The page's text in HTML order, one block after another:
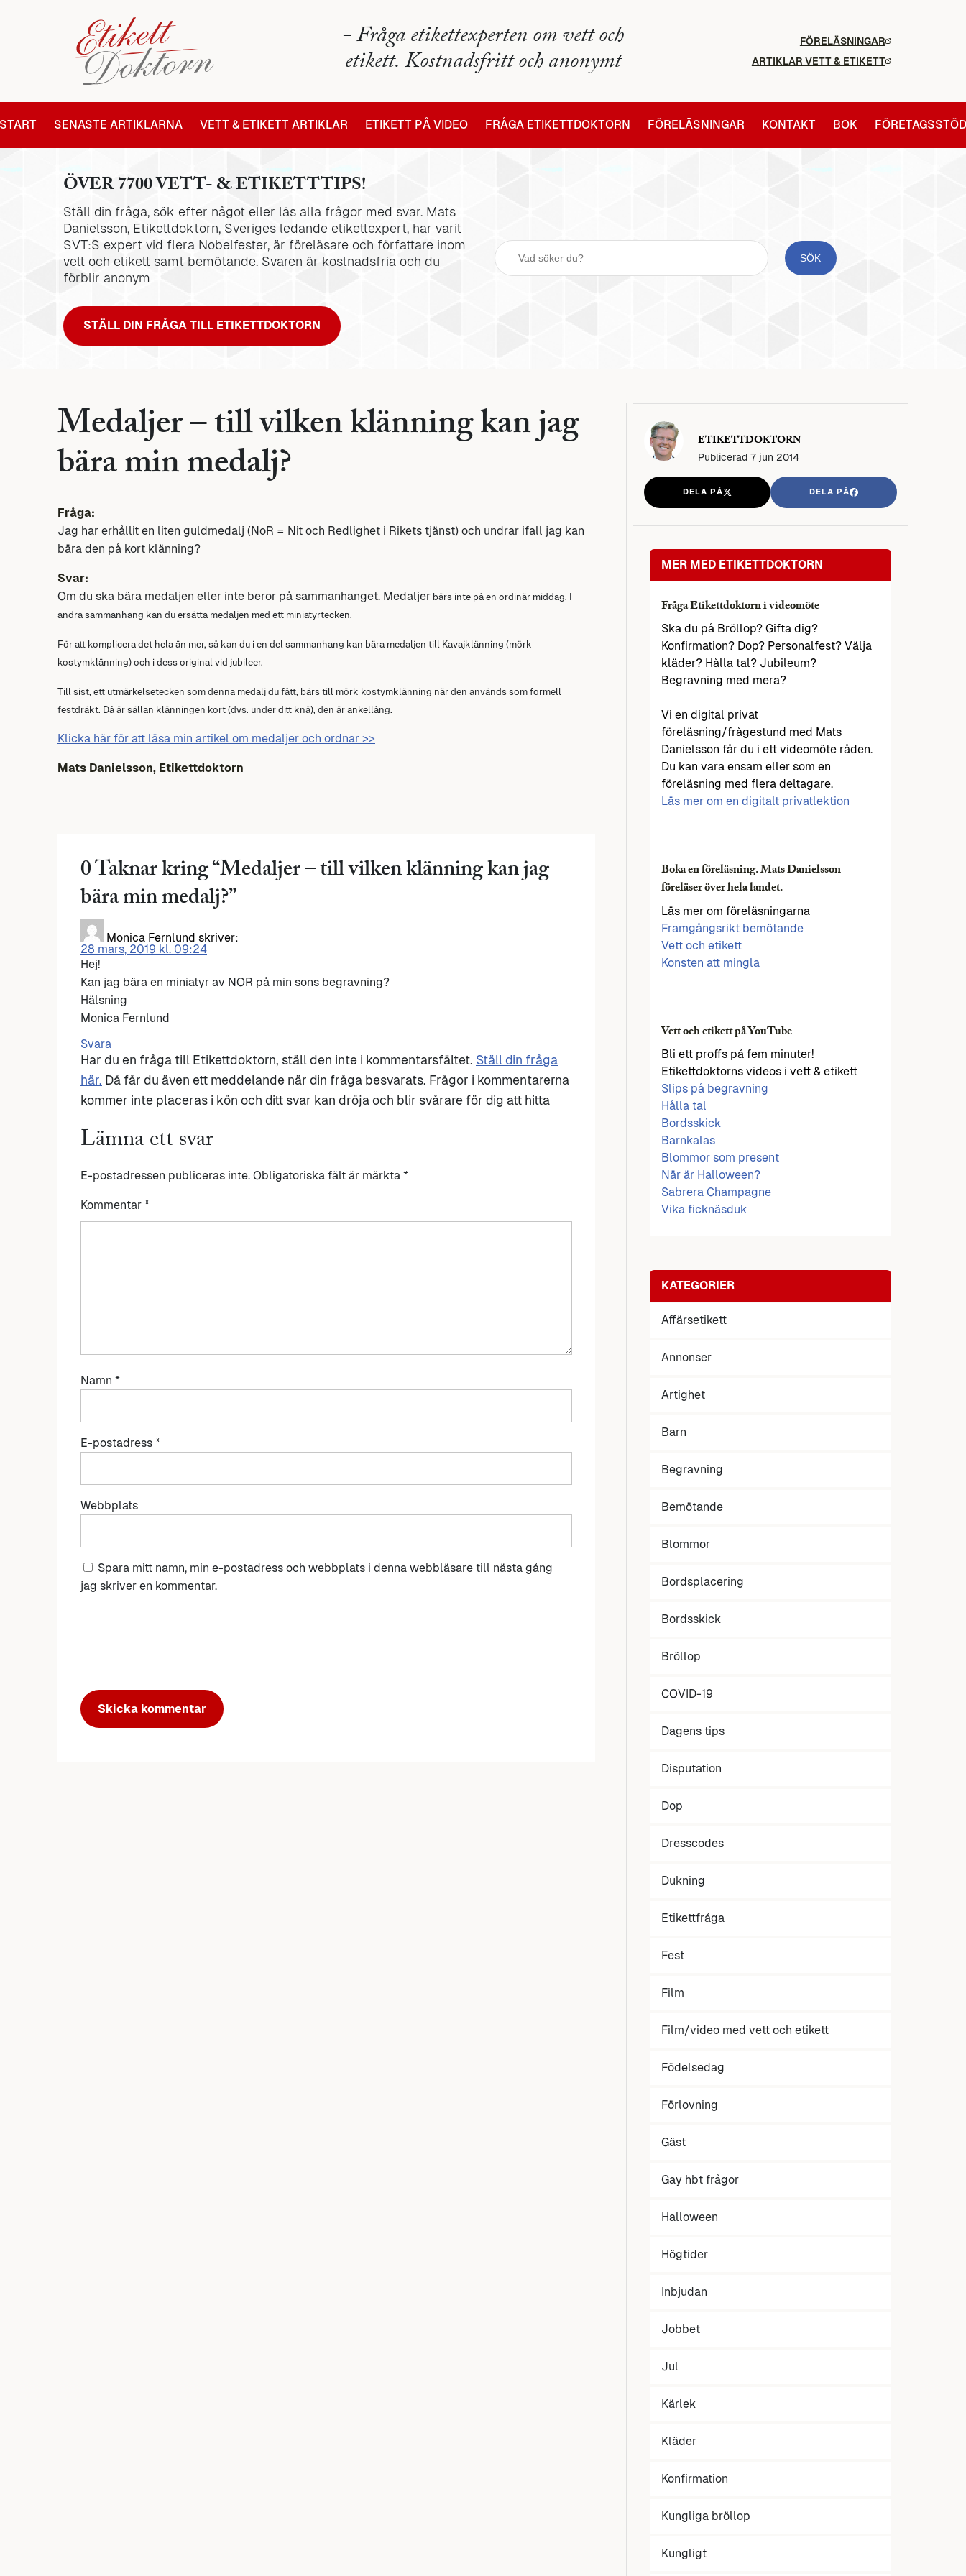
- Fråga etikettexperten om vett och
etikett. Kostnadsfritt och anonymt
FÖRELÄSNINGAR
ARTIKLAR VETT & ETIKETT
START SENASTE ARTIKLARNA VETT & ETIKETT ARTIKLAR ETIKETT PÅ VIDEO FRÅGA ETIKETTDOKTORN FÖRELÄSNINGAR KONTAKT BOK FÖRETAGSSTÖD
ÖVER 7700 VETT- & ETIKETTTIPS!
Ställ din fråga, sök efter något eller läs alla frågor med svar. Mats
Danielsson, Etikettdoktorn, Sveriges ledande etikettexpert, har varit
SVT:S expert vid flera Nobelfester, är föreläsare och författare inom
vett och etikett samt bemötande. Svaren är kostnadsfria och du
förblir anonym
STÄLL DIN FRÅGA TILL ETIKETTDOKTORN
Medaljer – till vilken klänning kan jag
bära min medalj?
Fråga:
Jag har erhållit en liten guldmedalj (NoR = Nit och Redlighet i Rikets tjänst) och undrar ifall jag kan
bära den på kort klänning?
Svar:
Om du ska bära medaljen eller inte beror på sammanhanget. Medaljer bärs inte på en ordinär middag. I
andra sammanhang kan du ersätta medaljen med ett miniatyrtecken.
För att komplicera det hela än mer, så kan du i en del sammanhang kan bära medaljen till Kavajklänning (mörk
kostymklänning) och i dess original vid jubileer.
Till sist, ett utmärkelsetecken som denna medalj du fått, bärs till mörk kostymklänning när den används som formell
festdräkt. Då är sällan klänningen kort (dvs. under ditt knä), den är ankellång.
Klicka här för att läsa min artikel om medaljer och ordnar >>
Mats Danielsson, Etikettdoktorn
0 Taknar kring “Medaljer – till vilken klänning kan jag
bära min medalj?”
Monica Fernlund skriver:
28 mars, 2019 kl. 09:24
Hej!
Kan jag bära en miniatyr av NOR på min sons begravning?
Hälsning
Monica Fernlund
Svara
Har du en fråga till Etikettdoktorn, ställ den inte i kommentarsfältet. Ställ din fråga
här. Då får du även ett meddelande när din fråga besvarats. Frågor i kommentarerna
kommer inte placeras i kön och ditt svar kan dröja och blir svårare för dig att hitta
Lämna ett svar
E-postadressen publiceras inte. Obligatoriska fält är märkta *
Kommentar *
Namn *
E-postadress *
Webbplats
Spara mitt namn, min e-postadress och webbplats i denna webbläsare till nästa gång
jag skriver en kommentar.
ETIKETTDOKTORN
Publicerad 7 jun 2014
DELA PÅ DELA PÅ
MER MED ETIKETTDOKTORN
Fråga Etikettdoktorn i videomöte
Ska du på Bröllop? Gifta dig?
Konfirmation? Dop? Personalfest? Välja
kläder? Hålla tal? Jubileum?
Begravning med mera?
Vi en digital privat
föreläsning/frågestund med Mats
Danielsson får du i ett videomöte råden.
Du kan vara ensam eller som en
föreläsning med flera deltagare.
Läs mer om en digitalt privatlektion
Boka en föreläsning. Mats Danielsson
föreläser över hela landet.
Läs mer om föreläsningarna
Framgångsrikt bemötande
Vett och etikett
Konsten att mingla
Vett och etikett på YouTube
Bli ett proffs på fem minuter!
Etikettdoktorns videos i vett & etikett
Slips på begravning
Hålla tal
Bordsskick
Barnkalas
Blommor som present
När är Halloween?
Sabrera Champagne
Vika ficknäsduk
KATEGORIER
Affärsetikett
Annonser
Artighet
Barn
Begravning
Bemötande
Blommor
Bordsplacering
Bordsskick
Bröllop
COVID-19
Dagens tips
Disputation
Dop
Dresscodes
Dukning
Etikettfråga
Fest
Film
Film/video med vett och etikett
Födelsedag
Förlovning
Gäst
Gay hbt frågor
Halloween
Högtider
Inbjudan
Jobbet
Jul
Kärlek
Kläder
Konfirmation
Kungliga bröllop
Kungligt